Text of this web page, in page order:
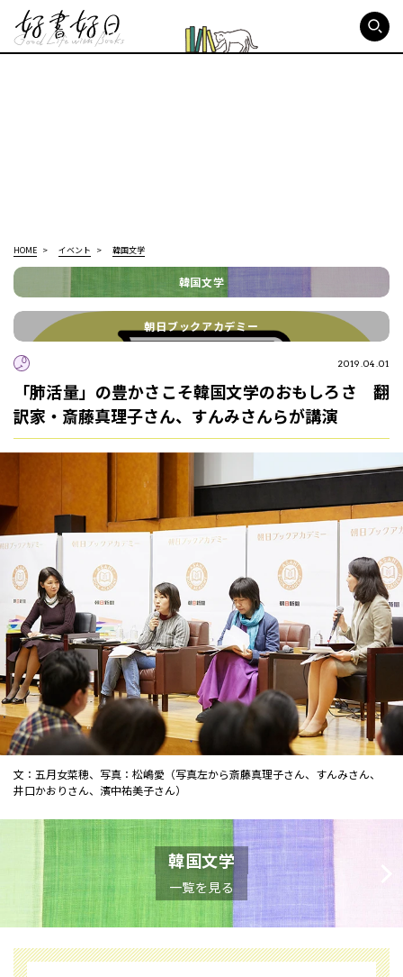
HOME イベント 韓国文学
韓国文学
朝日ブックアカデミー
2019.04.01
「肺活量」の豊かさこそ韓国文学のおもしろさ 翻
訳家・斎藤真理子さん、すんみさんらが講演
文：五月女菜穂、写真：松嶋愛（写真左から斎藤真理子さん、すんみさん、
井口かおりさん、濱中祐美子さん）
韓国文学
一覧を見る